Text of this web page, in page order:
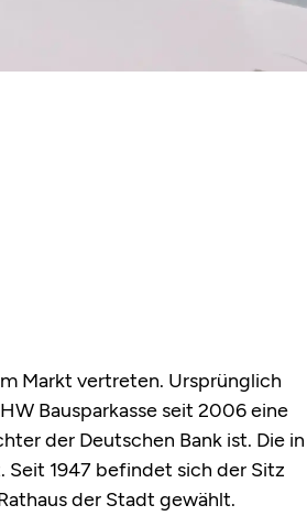
Markt vertreten. Ursprünglich
Bausparkasse seit 2006 eine
der Deutschen Bank ist. Die in
Seit 1947 befindet sich der Sitz
der Stadt gewählt.